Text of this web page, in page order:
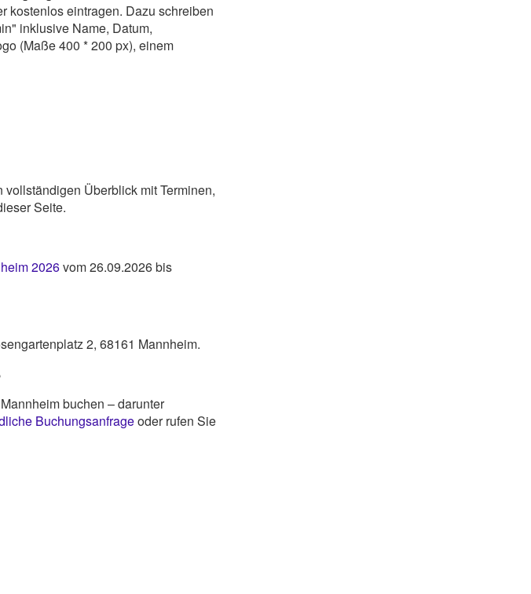
kostenlos eintragen. Dazu schreiben
inklusive Name, Datum,
(Maße 400 * 200 px), einem
Überblick mit Terminen,
Seite.
2026vom 26.09.2026 bis
2, 68161 Mannheim.
buchen – darunter
Buchungsanfrageoder rufen Sie